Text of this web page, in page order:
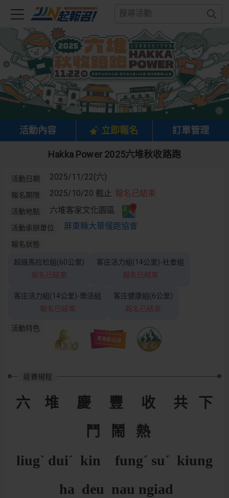
活動內容 立即報名 訂單管理
Hakka Power 2025六堆秋收路跑
活動日期 2025/11/22(六)
報名期限 2025/10/20 截止 報名已結束
活動地點 六堆客家文化園區
活動承辦單位 屏東縣大華慢跑協會
報名狀態
超級馬拉松組(60公里)
報名已結束
客庄活力組(14公里)-社會組
報名已結束
客庄活力組(14公里)-樂活組
報名已結束
客庄健康組(6公里)
報名已結束
活動特色
競賽規程
六 堆 慶 豐 收 共 下
鬥 鬧 熱
liugˋ duiˊ kin fungˊ suˊ kiung
ha deu nau ngiad